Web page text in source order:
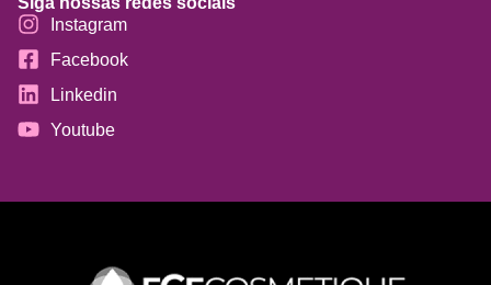
Instagram
Facebook
Linkedin
Youtube